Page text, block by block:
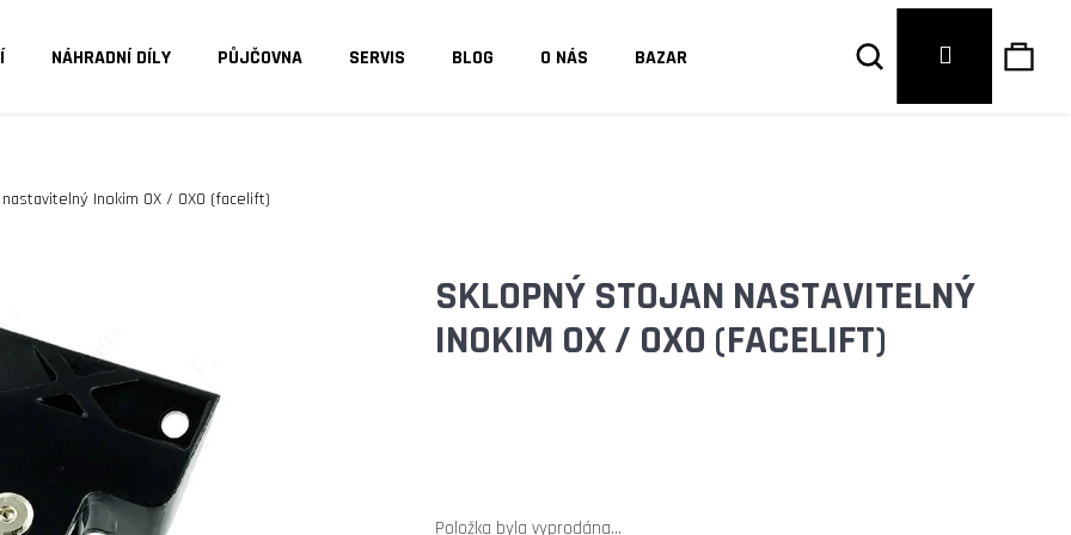
NÁHRADNÍ DÍLY PŮJČOVNA SERVIS BLOG O NÁS BAZAR Hledat Přihlášení
Inokim OX / OXO (facelift)
SKLOPNÝ STOJAN NASTAVITELNÝ
INOKIM OX / OXO (FACELIFT)
Položka byla vyprodána…
DOPORUČUJEME